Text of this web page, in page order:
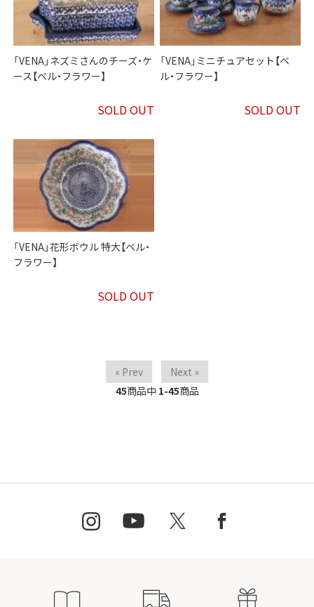
「VENA」ネズミさんのチーズ・ケ
ース【ベル・フラワー】
SOLD OUT
「VENA」ミニチュアセット【ベ
ル・フラワー】
SOLD OUT
「VENA」花形ボウル 特大【ベル・
フラワー】
SOLD OUT
« Prev
Next »
45商品中 1-45商品